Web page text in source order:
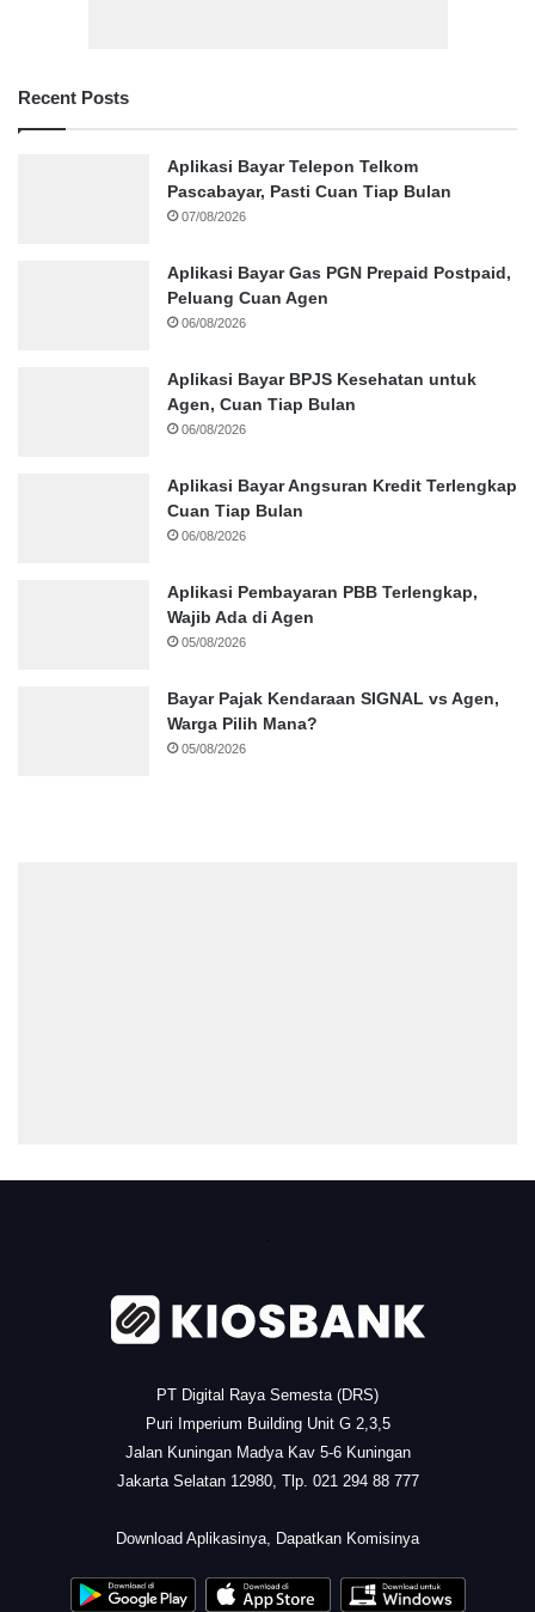
Recent Posts
Aplikasi Bayar Telepon Telkom
Pascabayar, Pasti Cuan Tiap Bulan
07/08/2026
Aplikasi Bayar Gas PGN Prepaid Postpaid,
Peluang Cuan Agen
06/08/2026
Aplikasi Bayar BPJS Kesehatan untuk
Agen, Cuan Tiap Bulan
06/08/2026
Aplikasi Bayar Angsuran Kredit Terlengkap
Cuan Tiap Bulan
06/08/2026
Aplikasi Pembayaran PBB Terlengkap,
Wajib Ada di Agen
05/08/2026
Bayar Pajak Kendaraan SIGNAL vs Agen,
Warga Pilih Mana?
05/08/2026
PT Digital Raya Semesta (DRS)
Puri Imperium Building Unit G 2,3,5
Jalan Kuningan Madya Kav 5-6 Kuningan
Jakarta Selatan 12980, Tlp. 021 294 88 777
Download Aplikasinya, Dapatkan Komisinya